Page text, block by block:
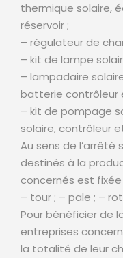
thermique solaire,
réservoir ;
– régulateur de
– kit de lampe
– lampadaire
batterie contrôleur
– kit de pompage
solaire, contrôleur
Au sens de l’arrêté
destinés à la
concernés est fixée
– tour ; – pale ; –
Pour bénéficier de
entreprises
la totalité de leur